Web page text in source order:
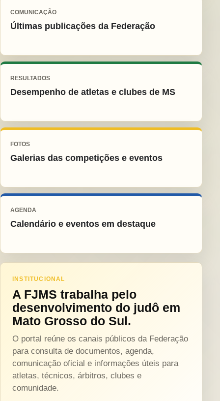
COMUNICAÇÃO
Últimas publicações da Federação
RESULTADOS
Desempenho de atletas e clubes de MS
FOTOS
Galerias das competições e eventos
AGENDA
Calendário e eventos em destaque
INSTITUCIONAL
A FJMS trabalha pelo
desenvolvimento do judô em
Mato Grosso do Sul.
O portal reúne os canais públicos da Federação
para consulta de documentos, agenda,
comunicação oficial e informações úteis para
atletas, técnicos, árbitros, clubes e
comunidade.